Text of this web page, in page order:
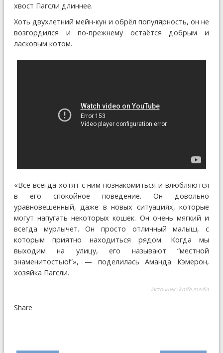
хвост Пагсли длиннее.
Хоть двухлетний мейн-кун и обрёл популярность, он не
возгордился и по-прежнему остаётся добрым и
ласковым котом.
«Все всегда хотят с ним познакомиться и влюбляются
в его спокойное поведение. Он довольно
уравновешенный, даже в новых ситуациях, которые
могут напугать некоторых кошек. Он очень мягкий и
всегда мурлычет. Он просто отличный малыш, с
которым приятно находиться рядом. Когда мы
выходим на улицу, его называют “местной
знаменитостью!”», — поделилась Аманда Кэмерон,
хозяйка Пагсли.
Источник: knife.media
Share